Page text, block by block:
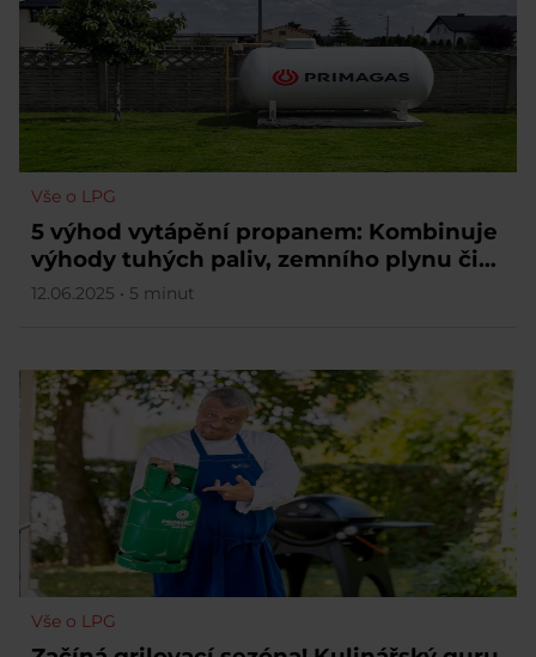
Vše o LPG
5 výhod vytápění propanem: Kombinuje
výhody tuhých paliv, zemního plynu či
elektřiny
12.06.2025 • 5 minut
Vše o LPG